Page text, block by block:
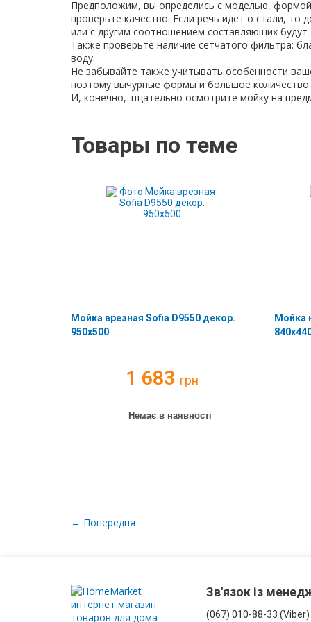
для
біде
Кнопки
для
інсталяцій
Круглі
дзеркала
Дзеркальні
шафи
Без
підсвічування
Пенали
З
Комоди
Комплектуючі
ванни
Карнизи
для
душового
піддону
Тримачі
рушників
паперу
очистки
Різьбові
з'єднання
Соединения
1/2"
Соединения
четверти
дюйма)
Предположим, вы определись с моделью, формой
проверьте качество. Если речь идет о стали, то
или с другим соотношением составляющих будут
Также проверьте наличие сетчатого фильтра:
воду.
Не забывайте также учитывать особенности
поэтому вычурные формы и большое
И, конечно, тщательно осмотрите мойку на
Товары по теме
Мойка врезная Sofia D9550 декор.
950х500
1 683 грн
Немає в наявності
Мойка
← Попередня
Зв'язок із
(067) 010-88-33 (Viber)